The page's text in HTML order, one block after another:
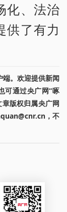
化、法治
供了有力
端。欢迎提供新闻
可通过央广网“啄
版权归属央广网
，不